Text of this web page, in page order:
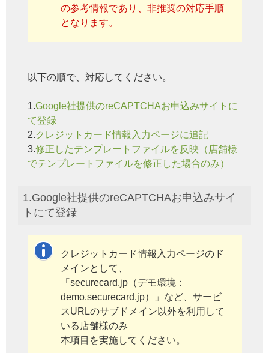
の参考情報であり、非推奨の対応手順
となります。
以下の順で、対応してください。
1.Google社提供のreCAPTCHAお申込みサイトに
て登録
2.クレジットカード情報入力ページに追記
3.修正したテンプレートファイルを反映（店舗様
でテンプレートファイルを修正した場合のみ）
1.Google社提供のreCAPTCHAお申込みサイ
トにて登録
クレジットカード情報入力ページのド
メインとして、
「securecard.jp（デモ環境：
demo.securecard.jp）」など、サービ
スURLのサブドメイン以外を利用して
いる店舗様のみ
本項目を実施してください。